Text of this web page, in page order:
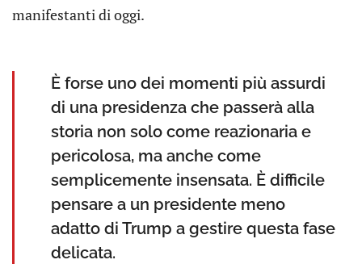
manifestanti di oggi.
È forse uno dei momenti più assurdi
di una presidenza che passerà alla
storia non solo come reazionaria e
pericolosa, ma anche come
semplicemente insensata. È difficile
pensare a un presidente meno
adatto di Trump a gestire questa fase
delicata.